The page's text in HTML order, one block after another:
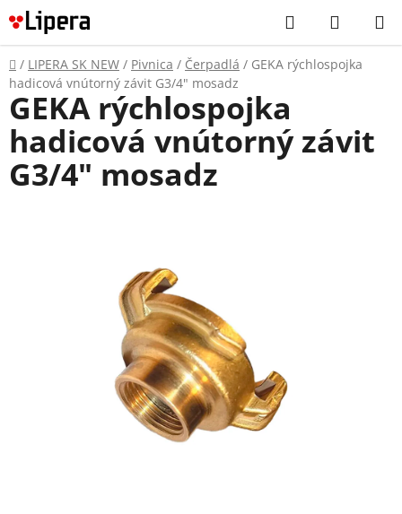
Prejsť
na
obsah
Hľadať
KOŠÍK
Domov
/ LIPERA SK NEW / Pivnica / Čerpadlá / GEKA rýchlospojka
hadicová vnútorný závit G3/4" mosadz
GEKA rýchlospojka
hadicová vnútorný závit
G3/4" mosadz